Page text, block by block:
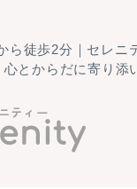
ら徒歩2分｜セレニ
とからだに寄り添
ティー